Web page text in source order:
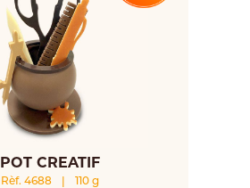
POT CREATIF
Rèf. 4688 110 g